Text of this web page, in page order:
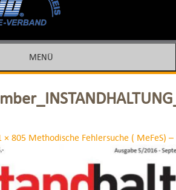
MENÜ
× 805 Methodische Fehlersuche ( MeFeS) –